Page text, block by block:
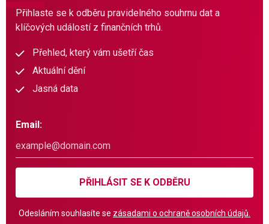
Přihlaste se k odběru pravidelného souhrnu dat a
klíčových událostí z finančních trhů.
Přehled, který vám ušetří čas
Aktuální dění
Jasná data
Email:
PŘIHLÁSIT SE K ODBĚRU
Odesláním souhlasíte se zásadami o ochraně osobních údajů.